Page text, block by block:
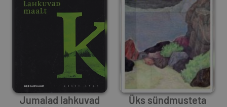
Jumalad lahkuvad
Üks sündmusteta